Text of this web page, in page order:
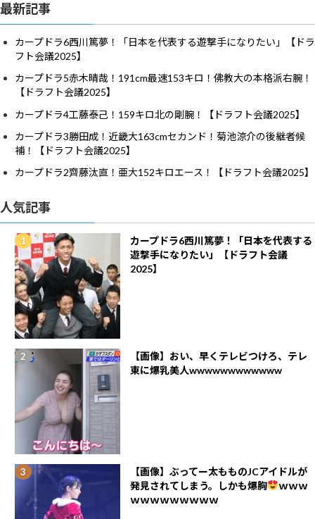
最新記事
カープドラ6西川篤夢！「日本を代表する遊撃手になりたい」【ドラ
フト会議2025】
カープドラ5赤木晴哉！191cm最速153キロ！佛教大の本格派右腕！
【ドラフト会議2025】
カープドラ4工藤泰己！159キロ北の剛腕！【ドラフト会議2025】
カープドラ3勝田成！近畿大163cmセカンド！菊池涼介の後継者候
補！【ドラフト会議2025】
カープドラ2齊藤汰直！亜大152キロエース！【ドラフト会議2025】
人気記事
カープドラ6西川篤夢！「日本を代表する
遊撃手になりたい」【ドラフト会議
2025】
【画像】おい、早くテレビつけろ、テレ
東に爆乳美人wwwwwwwwwwww
【画像】ぶってー太もものJCアイドルが
発見されてしまう。しかも爆胸
ｗｗｗ
ｗｗｗｗｗｗｗｗｗ